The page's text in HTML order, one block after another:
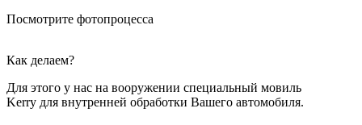
Посмотрите фотопроцесса
Как делаем?
Для этого у нас на вооружении специальный мовиль
Kerry для внутренней обработки Вашего автомобиля.